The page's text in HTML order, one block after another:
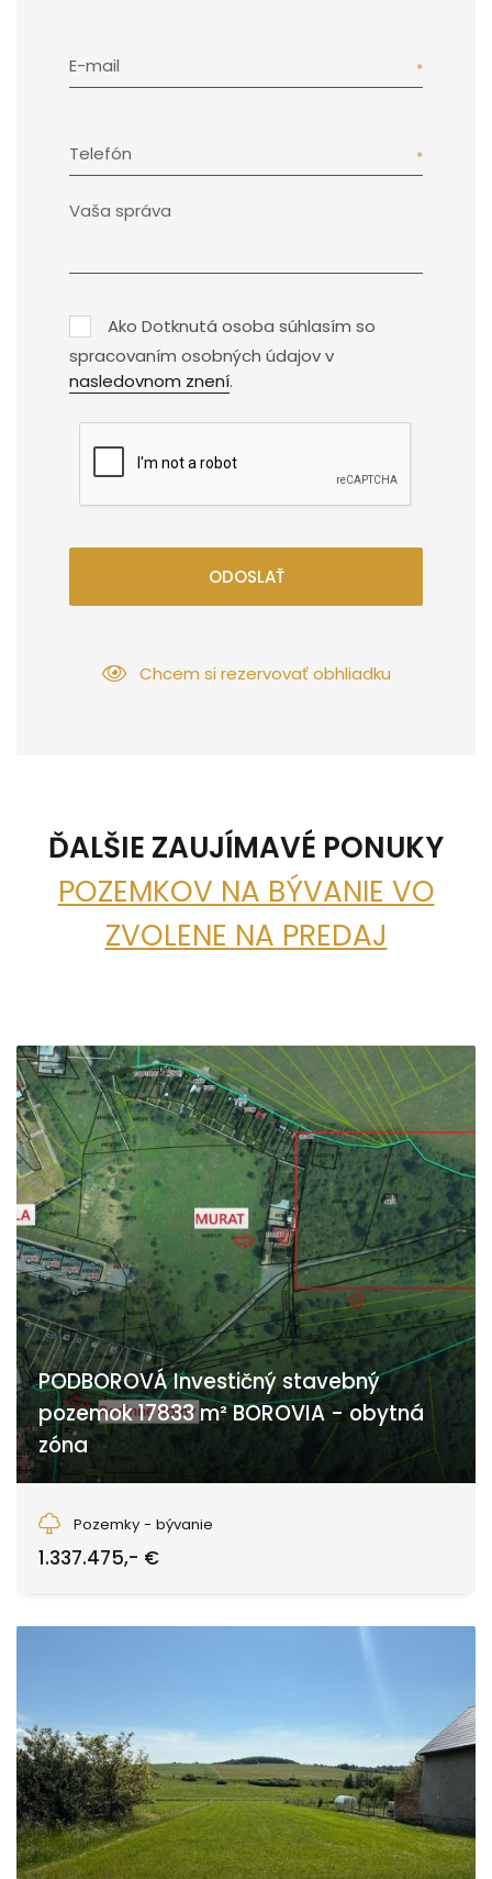
E-mail
Telefón
Ako Dotknutá osoba súhlasím so
spracovaním osobných údajov v
nasledovnom znení.
ODOSLAŤ
Chcem si rezervovať obhliadku
ĎALŠIE ZAUJÍMAVÉ PONUKY
POZEMKOV NA BÝVANIE VO
ZVOLENE NA PREDAJ
PODBOROVÁ Investičný stavebný
pozemok 17833 m² BOROVIA - obytná
zóna
Pozemky - bývanie
1.337.475,- €